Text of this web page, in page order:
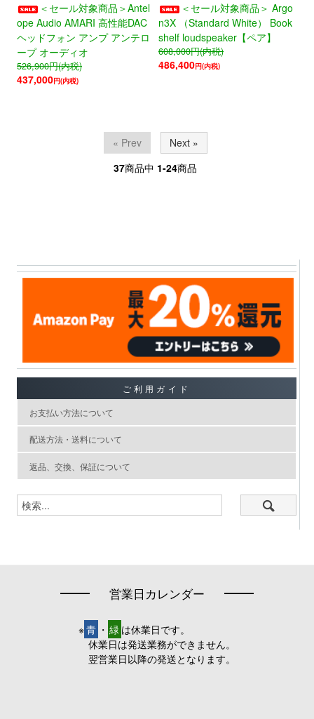
＜セール対象商品＞Antel
ope Audio AMARI 高性能DAC
ヘッドフォン アンプ アンテロ
ープ オーディオ
526,900円(内税)
437,000円(内税)
＜セール対象商品＞ Argo
n3X （Standard White） Book
shelf loudspeaker【ペア】
608,000円(内税)
486,400円(内税)
« Prev
Next »
37商品中 1-24商品
ご利用ガイド
お支払い方法について
配送方法・送料について
返品、交換、保証について
営業日カレンダー
※青 ・ 緑 は休業日です。
休業日は発送業務ができません。
翌営業日以降の発送となります。